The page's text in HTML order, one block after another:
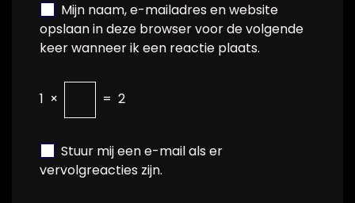
Mijn naam, e-mailadres en website
opslaan in deze browser voor de volgende
keer wanneer ik een reactie plaats.
1 × = 2
Stuur mij een e-mail als er
vervolgreacties zijn.